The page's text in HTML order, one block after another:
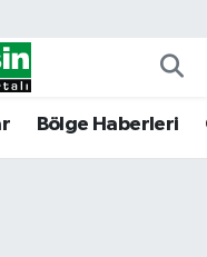
Bölge Haberleri